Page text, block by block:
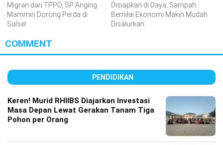
Migran dari TPPO, SP Anging
Mammiri Dorong Perda di
Sulsel
Disiapkan di Daya, Sampah
Bernilai Ekonomi Makin Mudah
Disalurkan
COMMENT
PENDIDIKAN
Keren! Murid RHIIBS Diajarkan Investasi
Masa Depan Lewat Gerakan Tanam Tiga
Pohon per Orang